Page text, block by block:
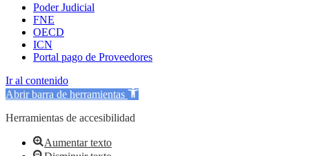
Poder Judicial
FNE
OECD
ICN
Portal pago de Proveedores
Ir al contenido
Abrir barra de herramientas
Herramientas de accesibilidad
Aumentar texto